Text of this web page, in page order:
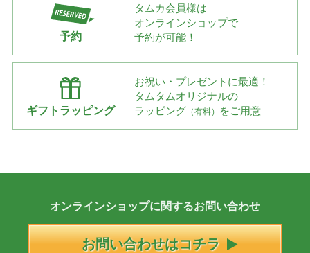
予約
タムカ会員様は
オンラインショップで
予約が可能！
ギフトラッピング
お祝い・プレゼントに最適！
タムタムオリジナルの
ラッピング （有料） をご用意
オンラインショップに関するお問い合わせ
お問い合わせはコチラ